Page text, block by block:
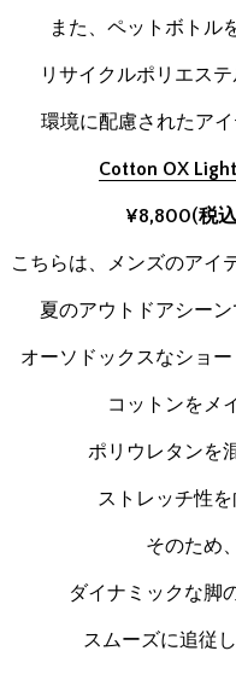
また、ペットボトル
リサイクルポリエステ
環境に配慮されたアイ
Cotton OX
¥8,800(税
こちらは、メンズのアイ
夏のアウトドアシーン
オーソドックスなショー
コットンをメ
ポリウレタンを
ストレッチ性
そのため、
ダイナミックな脚
スムーズに追従